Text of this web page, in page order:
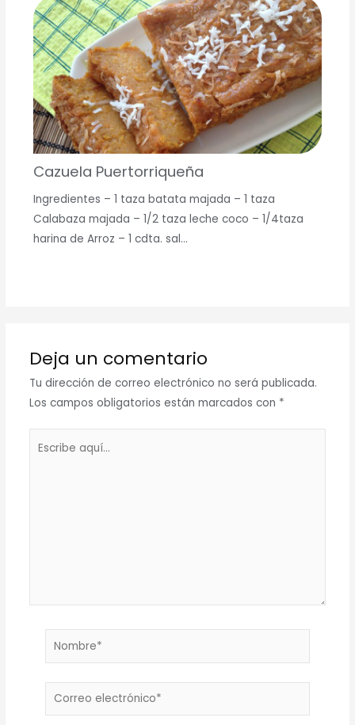
Cazuela Puertorriqueña
Ingredientes – 1 taza batata majada – 1 taza
Calabaza majada – 1/2 taza leche coco – 1/4taza
harina de Arroz – 1 cdta. sal…
Deja un comentario
Tu dirección de correo electrónico no será publicada.
Los campos obligatorios están marcados con *
Nombre*
Correo